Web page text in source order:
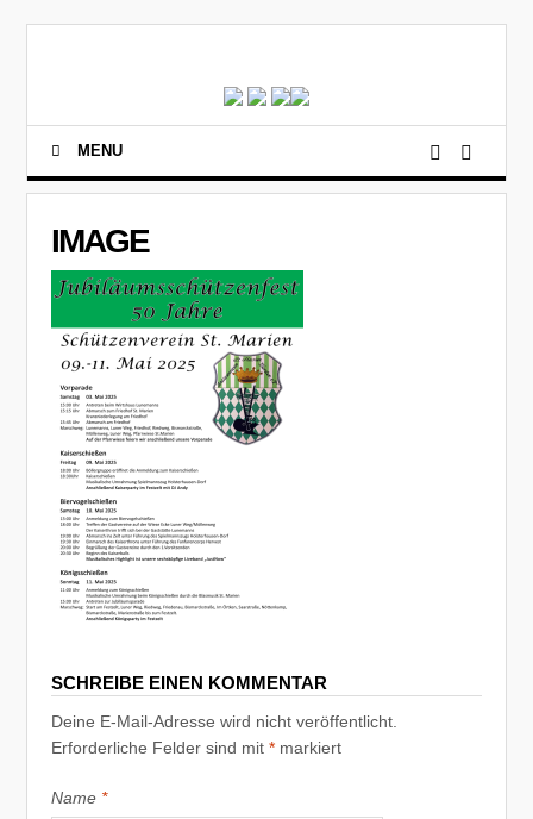
MENU
IMAGE
SCHREIBE EINEN KOMMENTAR
Deine E-Mail-Adresse wird nicht veröffentlicht.
Erforderliche Felder sind mit* markiert
Name *